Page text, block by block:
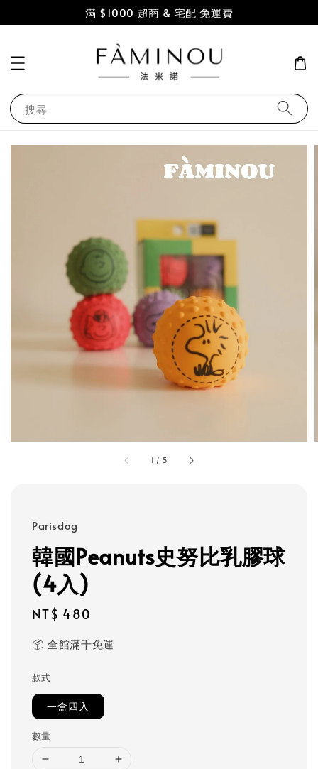
滿 $1000 超商 & 宅配 免運費
搜尋
1 / 5
Parisdog
韓國Peanuts史努比乳膠球
(4入)
Regular
NT$ 480
📦 全館滿千免運
款式
一盒四入
數量